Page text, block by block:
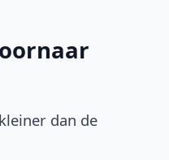
dan de